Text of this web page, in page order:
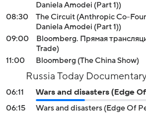
Daniela Amodei (Part 1))
08:30
The Circuit (Anthropic Co-
Daniela Amodei (Part 1))
09:00
Bloomberg. Прямая
Trade)
11:00
Bloomberg (The China Show)
Russia Today
06:11
Wars and disasters (Edge
06:15
Wars and disasters (Edge Of